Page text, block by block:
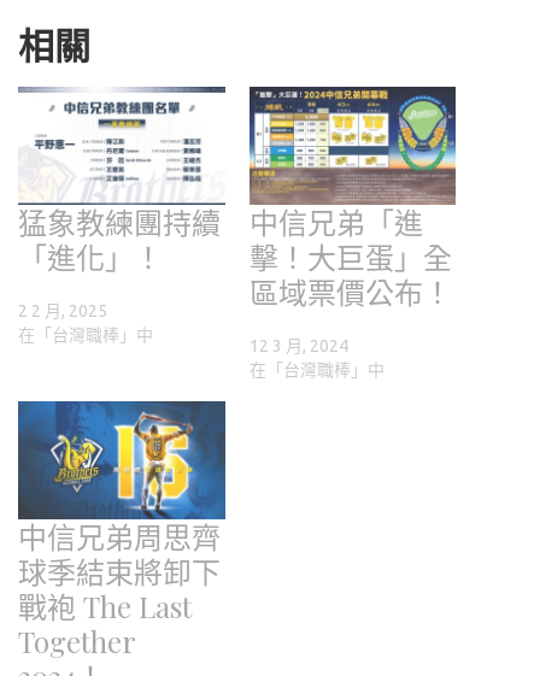
相關
猛象教練團持續
「進化」！
2 2 月, 2025
在「台灣職棒」中
中信兄弟「進
擊！大巨蛋」全
區域票價公布！
12 3 月, 2024
在「台灣職棒」中
中信兄弟周思齊
球季結束將卸下
戰袍 The Last
Together